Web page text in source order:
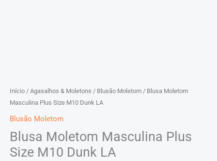
Início / Agasalhos & Moletons / Blusão Moletom / Blusa Moletom
Masculina Plus Size M10 Dunk LA
Blusão Moletom
Blusa Moletom Masculina Plus
Size M10 Dunk LA